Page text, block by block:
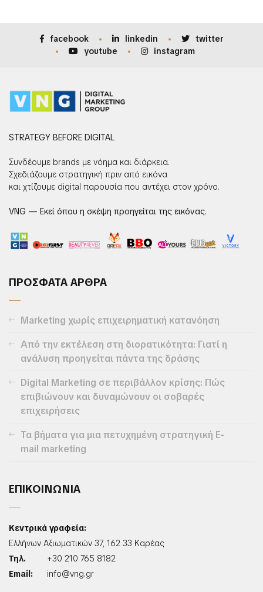
facebook linkedin
twitter
youtube
instagram
STRATEGY BEFORE DIGITAL
Συνδέουμε brands με νόημα και διάρκεια.
Σχεδιάζουμε στρατηγική πριν από εικόνα
και χτίζουμε digital παρουσία που αντέχει στον χρόνο.
VNG — Εκεί όπου η σκέψη προηγείται της εικόνας.
ΠΡΟΣΦΑΤΑ ΑΡΘΡΑ
Marketing χωρίς επιχειρηματική κατανόηση
Από την εκτέλεση στη διορατικότητα: Γιατί η
ανάλυση προηγείται πάντα της δράσης
Digital Marketing σε περιβάλλον κρίσης: Πώς
επιβιώνουν και δυναμώνουν οι σοβαρές
επιχειρήσεις
Τα βήματα για μια πετυχημένη στρατηγική E-
mail marketing
ΕΠΙΚΟΙΝΩΝΙΑ
Κεντρικά γραφεία:
Ελλήνων Αξιωματικών 37, 162 33 Καρέας
Τηλ.
+30 210 765 8182
Email:
info@vng.gr